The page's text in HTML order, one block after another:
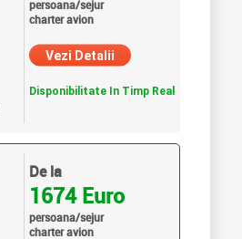
persoana/sejur
charter avion
Vezi Detalii
Disponibilitate In Timp Real
De la
1674 Euro
persoana/sejur
charter avion